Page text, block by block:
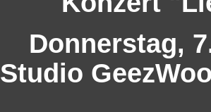
Donnerstag,
Studio